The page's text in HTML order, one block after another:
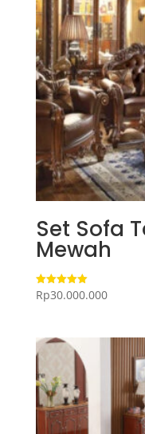
Set Sofa
Mewah
Dinilai
5.00
Rp30.000.000